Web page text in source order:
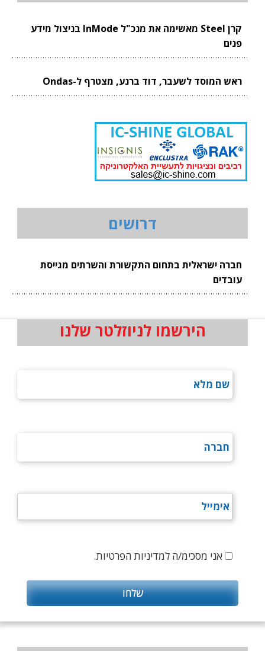
קרן Steel מאשימה את מנכ"ל InMode בניצול מידע
פנים
ראש המוסד לשעבר, דוד ברנע, מצטרף ל-Ondas
דרושים
חברה ישראלית בתחום התקשורת והשרתים מגייסת
עובדים
הירשמו לניוזלטר שלנו
אני מסכימ/ה למדיניות הפרטיות.